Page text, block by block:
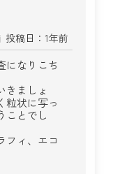
投稿日：1年前
になりこち
きましょ
粒状に写っ
ことでし
フィ、エコ